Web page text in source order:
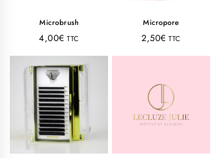
Microbrush
4,00€ TTC
Micropore
2,50€ TTC